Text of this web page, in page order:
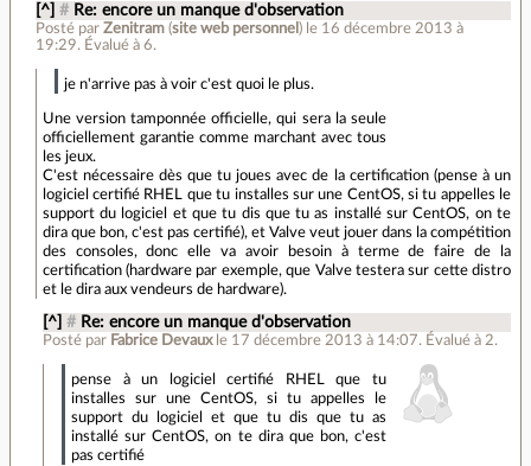
[^] # Re: encore un manque d'observation
Posté par Zenitram(site web personnel ) le 16 décembre 2013 à
19:29. Évalué à 6.
je n'arrive pas à voir c'est quoi le plus.
Une version tamponnée officielle, qui sera la seule
officiellement garantie comme marchant avec tous
les jeux.
C'est nécessaire dès que tu joues avec de la certification (pense à un
logiciel certifié RHEL que tu installes sur une CentOS, si tu appelles le
support du logiciel et que tu dis que tu as installé sur CentOS, on te
dira que bon, c'est pas certifié), et Valve veut jouer dans la compétition
des consoles, donc elle va avoir besoin à terme de faire de la
certification (hardware par exemple, que Valve testera sur cette distro
et le dira aux vendeurs de hardware).
[^] # Re: encore un manque d'observation
Posté par Fabrice Devaux le 17 décembre 2013 à 14:07. Évalué à 2.
pense à un logiciel certifié RHEL que tu
installes sur une CentOS, si tu appelles le
support du logiciel et que tu dis que tu as
installé sur CentOS, on te dira que bon, c'est
pas certifié